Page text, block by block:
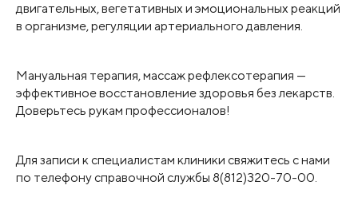
двигательных, вегетативных и эмоциональных реакций
в организме, регуляции артериального давления.
Мануальная терапия, массаж рефлексотерапия —
эффективное восстановление здоровья без лекарств.
Доверьтесь рукам профессионалов!
Для записи к специалистам клиники свяжитесь с нами
по телефону справочной службы 8(812)320-70-00.